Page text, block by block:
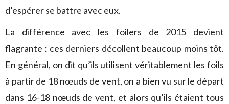
d’espérer se battre avec eux.
La différence avec les foilers de 2015 devient
flagrante : ces derniers décollent beaucoup moins tôt.
En général, on dit qu’ils utilisent véritablement les foils
à partir de 18 nœuds de vent, on a bien vu sur le départ
dans 16-18 nœuds de vent, et alors qu’ils étaient tous